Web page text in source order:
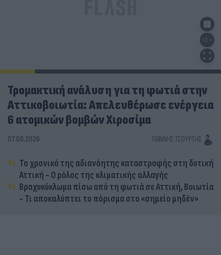
Τρομακτική ανάλυση για τη φωτιά στην
Αττικοβοιωτία: Απελευθέρωσε ενέργεια
6 ατομικών βομβών Χιροσίμα
07.08.2026 ΓΙΆΝΝΗΣ ΤΣΟΎΡΤΗΣ
Το χρονικό της αδιανόητης καταστροφής στη δυτική
Αττική - Ο ρόλος της κλιματικής αλλαγής
Βραχυκύκλωμα πίσω από τη φωτιά σε Αττική, Βοιωτία
- Τι αποκαλύπτει το πόρισμα στο «σημείο μηδέν»